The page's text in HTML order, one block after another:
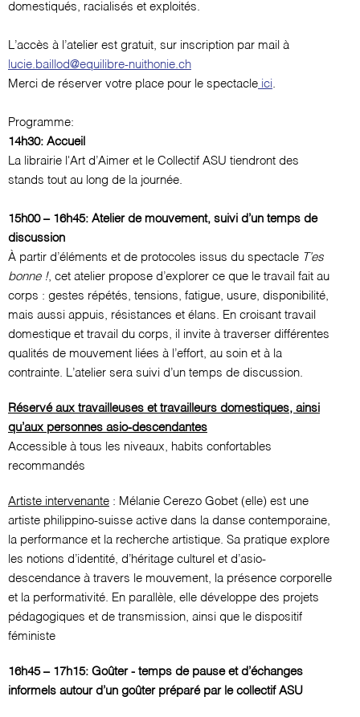
domestiqués, racialisés et exploités.
L’accès à l’atelier est gratuit, sur inscription par mail à
lucie.baillod@equilibre-nuithonie.ch
Merci de réserver votre place pour le spectacle ici.
Programme:
14h30: Accueil
La librairie l'Art d’Aimer et le Collectif ASU tiendront des
stands tout au long de la journée.
15h00 – 16h45: Atelier de mouvement, suivi d’un temps de
discussion
À partir d’éléments et de protocoles issus du spectacle T’es
bonne !, cet atelier propose d’explorer ce que le travail fait au
corps : gestes répétés, tensions, fatigue, usure, disponibilité,
mais aussi appuis, résistances et élans. En croisant travail
domestique et travail du corps, il invite à traverser différentes
qualités de mouvement liées à l’effort, au soin et à la
contrainte. L’atelier sera suivi d’un temps de discussion.
Réservé aux travailleuses et travailleurs domestiques, ainsi
qu’aux personnes asio-descendantes
Accessible à tous les niveaux, habits confortables
recommandés
Artiste intervenante : Mélanie Cerezo Gobet (elle) est une
artiste philippino-suisse active dans la danse contemporaine,
la performance et la recherche artistique. Sa pratique explore
les notions d’identité, d’héritage culturel et d’asio-
descendance à travers le mouvement, la présence corporelle
et la performativité. En parallèle, elle développe des projets
pédagogiques et de transmission, ainsi que le dispositif
féministe
16h45 – 17h15: Goûter - temps de pause et d’échanges
informels autour d’un goûter préparé par le collectif ASU